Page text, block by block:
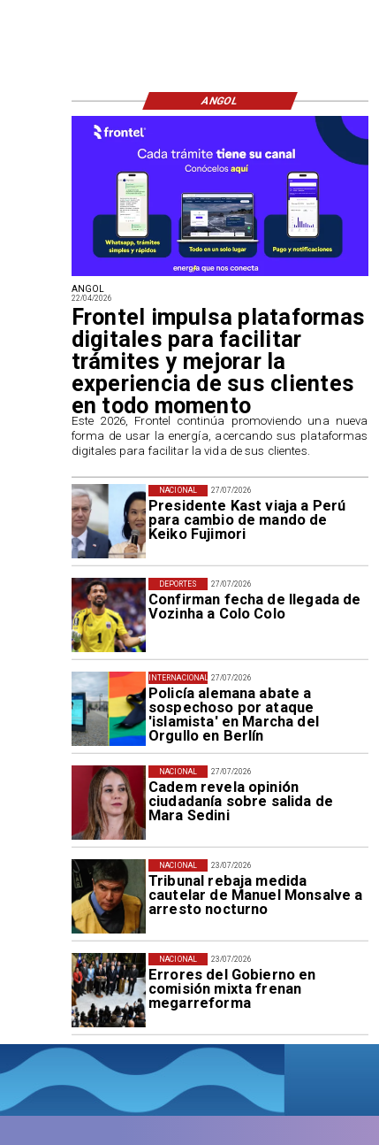
27/07/2026
Presidente Kast viaja a Perú
para cambio de mando de
Keiko Fujimori
NACIONAL
27/07/2026
Confirman fecha de llegada de
Vozinha a Colo Colo
DEPORTES
27/07/2026
Policía alemana abate a
sospechoso por ataque
'islamista' en Marcha del
Orgullo en Berlín
INTERNACIONAL
27/07/2026
Cadem revela opinión
ciudadanía sobre salida de
Mara Sedini
NACIONAL
23/07/2026
Tribunal rebaja medida
cautelar de Manuel Monsalve a
arresto nocturno
NACIONAL
23/07/2026
Errores del Gobierno en
comisión mixta frenan
megarreforma
NACIONAL
ANGOL
22/04/2026
Frontel impulsa plataformas
digitales para facilitar
trámites y mejorar la
experiencia de sus clientes
en todo momento
​Este 2026, Frontel continúa promoviendo una nueva
forma de usar la energía, acercando sus plataformas
digitales para facilitar la vida de sus clientes.
ANGOL